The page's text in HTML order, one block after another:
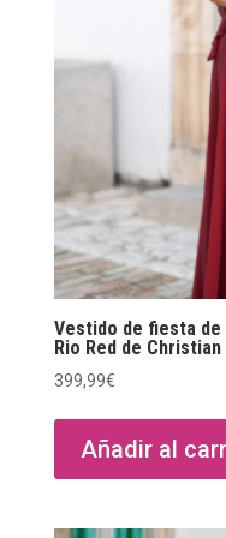
Vestido de fiesta
Rio Red de
399,99€
Añadir al